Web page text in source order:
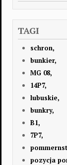
TAGI
schron,
bunkier,
MG 08,
14P7,
lubuskie,
bunkry,
B1,
7P7,
pozycja